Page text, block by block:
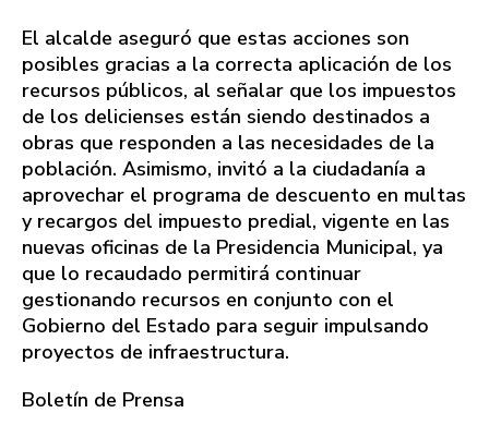
El alcalde aseguró que estas acciones son
posibles gracias a la correcta aplicación de los
recursos públicos, al señalar que los impuestos
de los delicienses están siendo destinados a
obras que responden a las necesidades de la
población. Asimismo, invitó a la ciudadanía a
aprovechar el programa de descuento en multas
y recargos del impuesto predial, vigente en las
nuevas oficinas de la Presidencia Municipal, ya
que lo recaudado permitirá continuar
gestionando recursos en conjunto con el
Gobierno del Estado para seguir impulsando
proyectos de infraestructura.
Boletín de Prensa